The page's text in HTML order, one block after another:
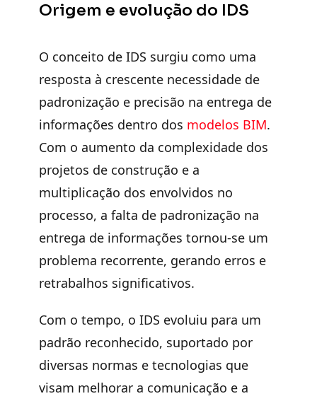
Origem e evolução do IDS
O conceito de IDS surgiu como uma
resposta à crescente necessidade de
padronização e precisão na entrega de
informações dentro dos modelos BIM.
Com o aumento da complexidade dos
projetos de construção e a
multiplicação dos envolvidos no
processo, a falta de padronização na
entrega de informações tornou-se um
problema recorrente, gerando erros e
retrabalhos significativos.
Com o tempo, o IDS evoluiu para um
padrão reconhecido, suportado por
diversas normas e tecnologias que
visam melhorar a comunicação e a